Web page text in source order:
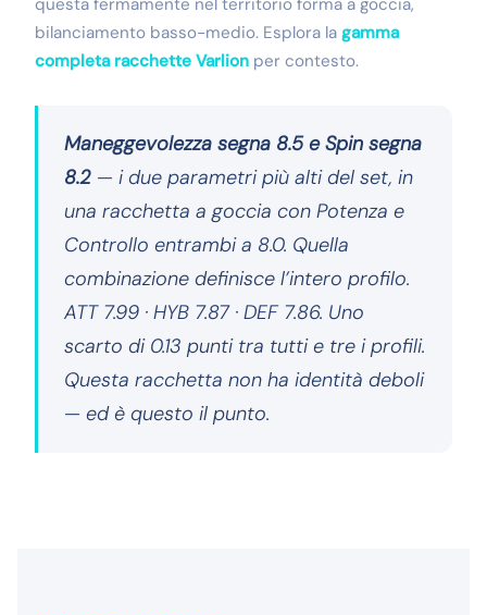
bilanciamento basso-medio. Esplora la gamma
completa racchette Varlion per contesto.
Maneggevolezza segna 8.5 e Spin segna
8.2 — i due parametri più alti del set, in
una racchetta a goccia con Potenza e
Controllo entrambi a 8.0. Quella
combinazione definisce l’intero profilo.
ATT 7.99 · HYB 7.87 · DEF 7.86. Uno
scarto di 0.13 punti tra tutti e tre i profili.
Questa racchetta non ha identità deboli
— ed è questo il punto.